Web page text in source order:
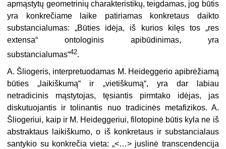
apmąstytų geometrinių charakteristikų, teigdamas, jog būtis
yra konkrečiame laike patiriamas konkretaus daikto
substancialumas: „Būties idėja, iš kurios kilęs tos „res
extensa“ ontologinis apibūdinimas, yra
substancialumas“42.
A. Šliogeris, interpretuodamas M. Heideggerio apibrėžiamą
būties „laikiškumą“ ir „vietiškumą“, yra dar labiau
netradicinis mąstytojas, tęsiantis pirmtako idėjas, jas
diskutuojantis ir tolinantis nuo tradicinės metafizikos. A.
Šliogeriui, kaip ir M. Heideggeriui, filotopinė būtis kyla ne iš
abstraktaus laikiškumo, o iš konkretaus ir substancialaus
santykio su konkrečia vieta: „<…> juslinė transcendencija